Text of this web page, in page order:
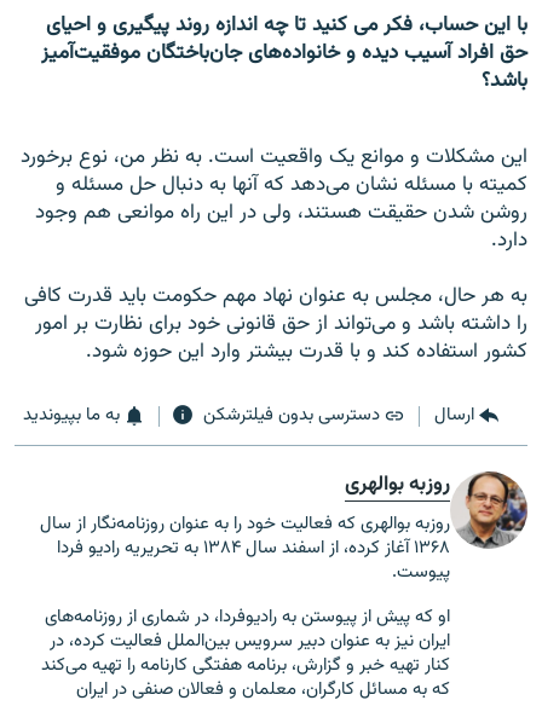
با اين حساب، فکر می کنيد تا چه اندازه روند پيگيری و احيای
حق افراد آسيب ديده و خانواده‌های جان‌باختگان موفقيت‌آميز
باشد؟
اين مشکلات و موانع يک واقعيت است. به نظر من، نوع برخورد
کميته با مسئله نشان می‌دهد که آنها به دنبال حل مسئله و
روشن شدن حقيقت هستند، ولی در اين راه موانعی هم وجود
دارد.
به هر حال، مجلس به عنوان نهاد مهم حکومت بايد قدرت کافی
را داشته باشد و می‌تواند از حق قانونی خود برای نظارت بر امور
کشور استفاده کند و با قدرت بيشتر وارد اين حوزه شود.
ارسال دسترسی بدون فیلترشکن به ما بپیوندید
روزبه بوالهری
روزبه بوالهری که فعالیت خود را به عنوان روزنامه‌نگار از سال
۱۳۶۸ آغاز کرده، از اسفند سال ۱۳۸۴ به تحریریه رادیو فردا
پیوست.
او که پیش از پیوستن به رادیوفردا، در شماری از روزنامه‌های
ایران نیز به عنوان دبیر سرویس بین‌الملل فعالیت کرده، در
کنار تهیه خبر و گزارش، برنامه هفتگی کارنامه را تهیه می‌کند
که به مسائل کارگران، معلمان و فعالان صنفی در ایران